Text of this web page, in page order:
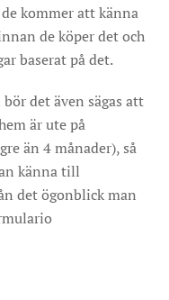
kommer att känna
de köper det och
baserat på det.
det även sägas att
är ute på
än 4 månader), så
känna till
det ögonblick man